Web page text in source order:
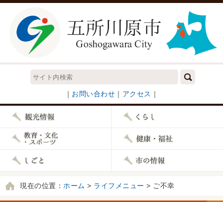
｜ お問い合わせ ｜ アクセス ｜
現在の位置： ホーム > ライフメニュー > ご不幸